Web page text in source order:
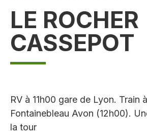
LE ROCHER
CASSEPOT
RV à 11h00 gare de Lyon. Train
Fontainebleau Avon (12h00).
la tour